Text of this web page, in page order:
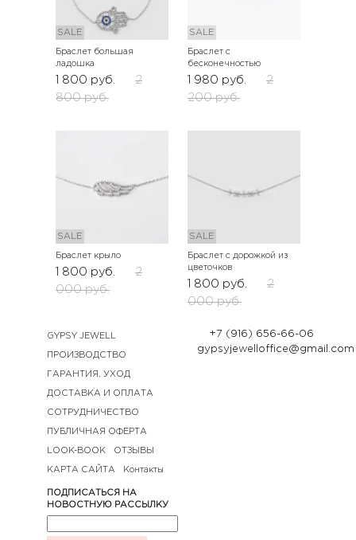
SALE
Браслет большая
ладошка
1 800 руб.
2
800 руб.
SALE
Браслет с
бесконечностью
1 980 руб.
2
200 руб.
SALE
Браслет крыло
1 800 руб.
2
000 руб.
SALE
Браслет с дорожкой из
цветочков
1 800 руб.
2
000 руб.
GYPSY JEWELL
ПРОИЗВОДСТВО
ГАРАНТИЯ. УХОД
ДОСТАВКА И ОПЛАТА
СОТРУДНИЧЕСТВО
ПУБЛИЧНАЯ ОФЕРТА
LOOK-BOOK ОТЗЫВЫ
КАРТА САЙТА Контакты
+7 (916) 656-66-06
gypsyjewelloffice@gmail.com
ПОДПИСАТЬСЯ НА
НОВОСТНУЮ РАССЫЛКУ